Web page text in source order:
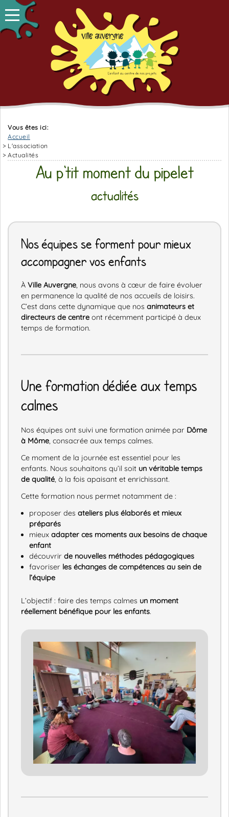
Vous êtes ici:
Accueil
L'association
Actualités
Au p'tit moment du pipelet
actualités
Nos équipes se forment pour mieux
accompagner vos enfants
ÀVille Auvergne, nous avons à cœur de faire évoluer
en permanence la qualité de nos accueils de loisirs.
C’est dans cette dynamique que nosanimateurs et
directeurs de centre ont récemment participé à deux
temps de formation.
Une formation dédiée aux temps
calmes
Nos équipes ont suivi une formation animée par Dôme
à Môme, consacrée aux temps calmes.
Ce moment de la journée est essentiel pour les
enfants. Nous souhaitons qu’il soit un véritable temps
de qualité, à la fois apaisant et enrichissant.
Cette formation nous permet notamment de :
proposer desateliers plus élaborés et mieux
préparés
mieuxadapter ces moments aux besoins de chaque
enfant
découvrirde nouvelles méthodes pédagogiques
favoriser les échanges de compétences au sein de
l’équipe
L’objectif : faire des temps calmes un moment
réellement bénéfique pour les enfants.